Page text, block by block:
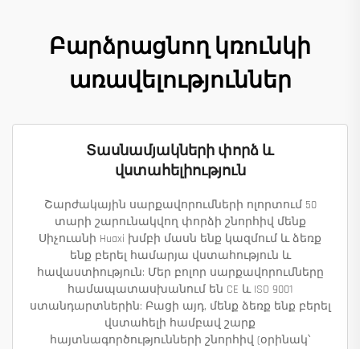
Բարձրացնող կռունկի
առավելություններ
Տասնամյակների փորձ և
վստահելիություն
Շարժակային սարքավորումների ոլորտում 50
տարի շարունակվող փորձի շնորհիվ մենք
Սիչուանի Huaxi խմբի մասն ենք կազմում և ձեռք
ենք բերել համարյա վստահություն և
հավաստիություն: Մեր բոլոր սարքավորումները
համապատասխանում են CE և ISO 9001
ստանդարտներին: Բացի այդ, մենք ձեռք ենք բերել
վստահելի համբավ շարք
հայտնագործությունների շնորհիվ (օրինակ՝